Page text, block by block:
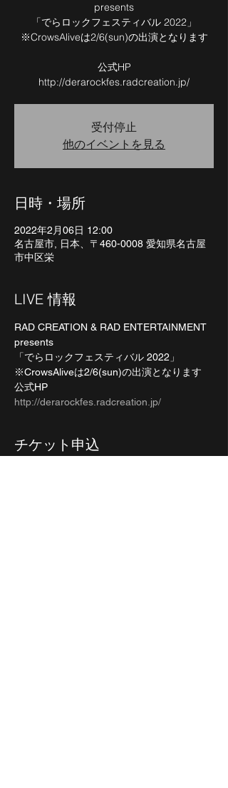
presents
「でらロックフェスティバル 2022」
※CrowsAliveは2/6(sun)の出演となります
公式HP
http://derarockfes.radcreation.jp/
受付停止
他のイベントを見る
日時・場所
2022年2月06日 12:00
名古屋市, 日本、〒460-0008 愛知県名古屋
市中区栄
LIVE 情報
RAD CREATION & RAD ENTERTAINMENT
presents
「でらロックフェスティバル 2022」
※CrowsAliveは2/6(sun)の出演となります
公式HP
http://derarockfes.radcreation.jp/
チケット申込